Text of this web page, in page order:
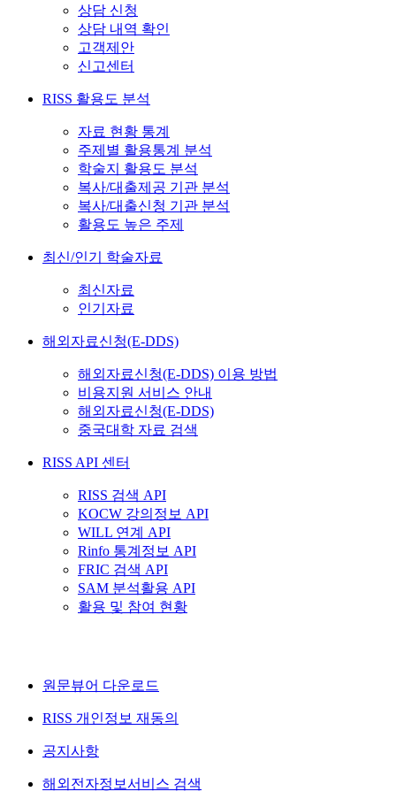
상담 신청
상담 내역 확인
고객제안
신고센터
RISS 활용도 분석
자료 현황 통계
주제별 활용통계 분석
학술지 활용도 분석
복사/대출제공 기관 분석
복사/대출신청 기관 분석
활용도 높은 주제
최신/인기 학술자료
최신자료
인기자료
해외자료신청(E-DDS)
해외자료신청(E-DDS) 이용 방법
비용지원 서비스 안내
해외자료신청(E-DDS)
중국대학 자료 검색
RISS API 센터
RISS 검색 API
KOCW 강의정보 API
WILL 연계 API
Rinfo 통계정보 API
FRIC 검색 API
SAM 분석활용 API
활용 및 참여 현황
원문뷰어 다운로드
RISS 개인정보 재동의
공지사항
해외전자정보서비스 검색